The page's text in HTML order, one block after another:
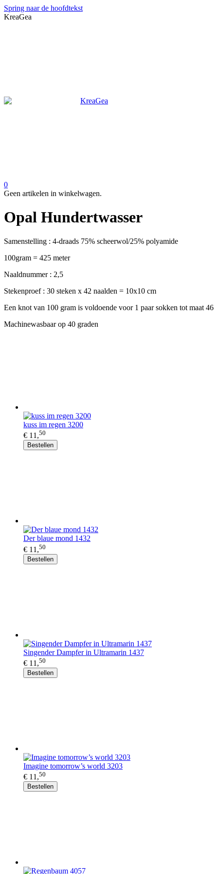
Spring naar de hoofdtekst
KreaGea
0
Geen artikelen in winkelwagen.
Opal Hundertwasser
Samenstelling : 4-draads 75% scheerwol/25% polyamide
100gram = 425 meter
Naaldnummer : 2,5
Stekenproef : 30 steken x 42 naalden = 10x10 cm
Een knot van 100 gram is voldoende voor 1 paar sokken tot maat 46
Machinewasbaar op 40 graden
kuss im regen 3200
€ 11,50
Bestellen
Der blaue mond 1432
€ 11,50
Bestellen
Singender Dampfer in Ultramarin 1437
€ 11,50
Bestellen
Imagine tomorrow’s world 3203
€ 11,50
Bestellen